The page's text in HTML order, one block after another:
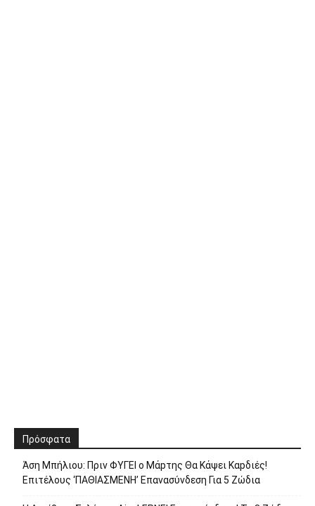
Πρόσφατα
Άση Μπήλιου: Πριν ΦΥΓEI ο Μάpτης Θα Kάψει Καpδιές!
Επιτέλους ‘ΠΑΘΙΑΣΜΕNH’ Επαvασύνδεση Για 5 Ζώδια